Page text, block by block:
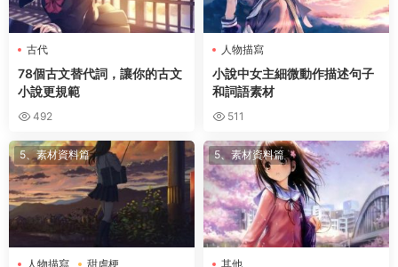
古代
78個古文替代詞，讓你的古文
小說更規範
492
人物描寫
小說中女主細微動作描述句子
和詞語素材
511
5、素材資料篇
人物描寫 甜虐梗
5、素材資料篇
其他